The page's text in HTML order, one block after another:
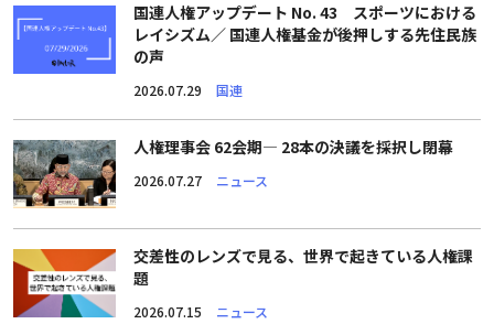
国連人権アップデート No. 43 スポーツにおける
レイシズム／ 国連人権基金が後押しする先住民族
の声
2026.07.29 国連
人権理事会 62会期― 28本の決議を採択し閉幕
2026.07.27 ニュース
交差性のレンズで見る、世界で起きている人権課
題
2026.07.15 ニュース